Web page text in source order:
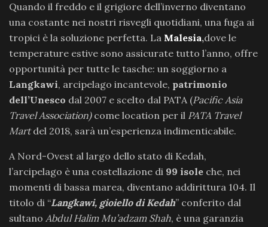
Quando il freddo e il grigiore dell’inverno diventano
una costante nei nostri risvegli quotidiani, una fuga ai
tropici è la soluzione perfetta. La Malesia,dove le
temperature estive sono assicurate tutto l’anno, offre
opportunità per tutte le tasche: un soggiorno a
Langkawi, arcipelago incantevole, patrimonio
dell’Unesco dal 2007 e scelto dal PATA (Pacific Asia
Travel Association)come location per il PATA Travel
Martdel 2018, sarà un’esperienza indimenticabile.
A Nord-Ovest al largo dello stato di Kedah,
l’arcipelago è una costellazione di 99 isole che, nei
momenti di bassa marea, diventano addirittura 104. Il
titolo di “Langkawi, gioiello di Kedah” conferito dal
sultano Abdul Halim Mu’adzam Shah, è una garanzia